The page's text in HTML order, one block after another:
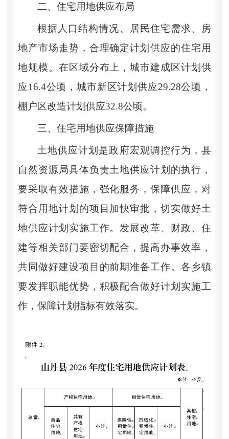
二、住宅用地供应布局
根据人口结构情况、居民住宅需求、房
地产市场走势，合理确定计划供应的住宅用
地规模。在区域分布上，城市建成区计划供
应16.4公顷，城市新区计划供应29.28公顷，
棚户区改造计划供应32.8公顷。
三、住宅用地供应保障措施
土地供应计划是政府宏观调控行为，县
自然资源局具体负责土地供应计划的执行，
要采取有效措施，强化服务，保障供应，对
符合用地计划的项目加快审批，切实做好土
地供应计划实施工作。 发展改革、财政、住
建等相关部门要密切配合，提高办事效率，
共同做好建设项目的前期准备工作。各乡镇
要发挥职能优势，积极配合做好计划实施工
作，保障计划指标有效落实。